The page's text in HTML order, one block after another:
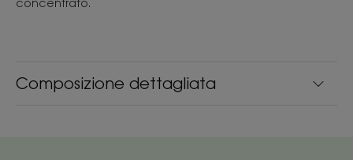
Composizione dettagliata
concentrato.